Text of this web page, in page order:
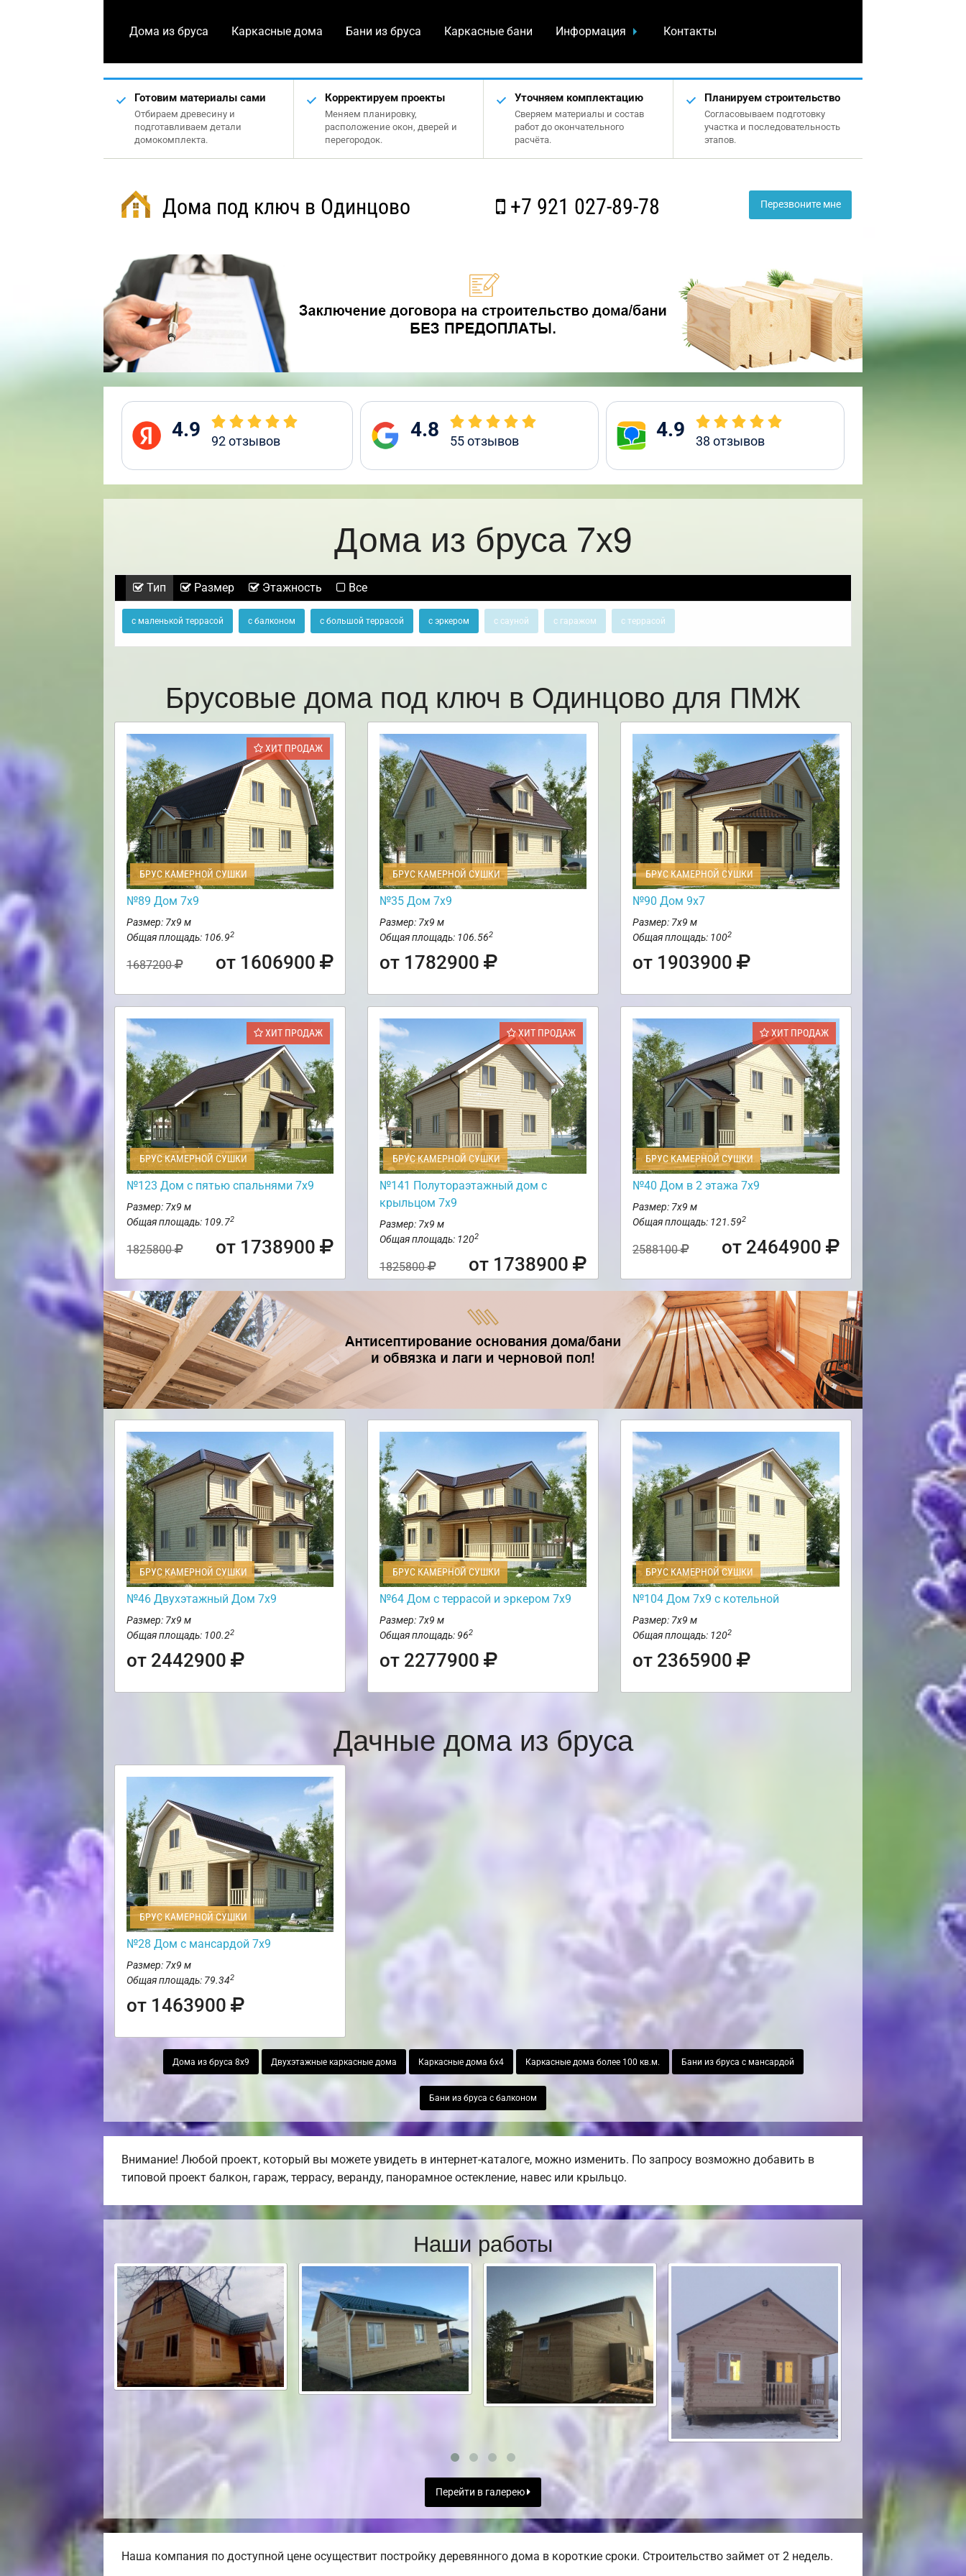
Дома из бруса Каркасные дома Бани из бруса Каркасные бани Информация Контакты
Готовим материалы сами
Отбираем древесину и
подготавливаем детали
домокомплекта.
Корректируем проекты
Меняем планировку,
расположение окон, дверей и
перегородок.
Уточняем комплектацию
Сверяем материалы и состав
работ до окончательного
расчёта.
Планируем строительство
Согласовываем подготовку
участка и последовательность
этапов.
Дома под ключ в Одинцово +7 921 027-89-78 Перезвоните мне
4.9 92отзывов 4.8 55отзывов 4.9 38 отзывов
Дома из бруса 7х9
Тип Размер Этажность Все
с маленькой террасой с балконом с большой террасой с эркером с сауной с гаражом с террасой
Брусовые дома под ключ в Одинцово для ПМЖ
ХИТ ПРОДАЖ
БРУС КАМЕРНОЙ СУШКИ
№89 Дом 7х9
Размер: 7х9 м
Общая площадь: 106.92
1687200 от 1606900
БРУС КАМЕРНОЙ СУШКИ
№35 Дом 7х9
Размер: 7х9 м
Общая площадь: 106.562
от 1782900
БРУС КАМЕРНОЙ СУШКИ
№90 Дом 9х7
Размер: 7х9 м
Общая площадь: 1002
от 1903900
ХИТ ПРОДАЖ
БРУС КАМЕРНОЙ СУШКИ
№123 Дом с пятью спальнями 7х9
Размер: 7х9 м
Общая площадь: 109.72
1825800 от 1738900
ХИТ ПРОДАЖ
БРУС КАМЕРНОЙ СУШКИ
№141 Полутораэтажный дом с
крыльцом 7х9
Размер: 7х9 м
Общая площадь: 1202
1825800 от 1738900
ХИТ ПРОДАЖ
БРУС КАМЕРНОЙ СУШКИ
№40 Дом в 2 этажа 7х9
Размер: 7х9 м
Общая площадь: 121.592
2588100 от 2464900
БРУС КАМЕРНОЙ СУШКИ
№46 Двухэтажный Дом 7х9
Размер: 7х9 м
Общая площадь: 100.22
от 2442900
БРУС КАМЕРНОЙ СУШКИ
№64 Дом с террасой и эркером 7х9
Размер: 7х9 м
Общая площадь: 962
от 2277900
БРУС КАМЕРНОЙ СУШКИ
№104 Дом 7х9 с котельной
Размер: 7х9 м
Общая площадь: 1202
от 2365900
Дачные дома из бруса
БРУС КАМЕРНОЙ СУШКИ
№28 Дом с мансардой 7х9
Размер: 7х9 м
Общая площадь: 79.342
от 1463900
Дома из бруса 8х9 Двухэтажные каркасные дома Каркасные дома 6х4 Каркасные дома более 100 кв.м. Бани из бруса с мансардой
Бани из бруса с балконом
Внимание! Любой проект, который вы можете увидеть в интернет-каталоге, можно изменить. По запросу возможно добавить в
типовой проект балкон, гараж, террасу, веранду, панорамное остекление, навес или крыльцо.
Наши работы
Перейти в галерею
Наша компания по доступной цене осуществит постройку деревянного дома в короткие сроки. Строительство займет от 2 недель.